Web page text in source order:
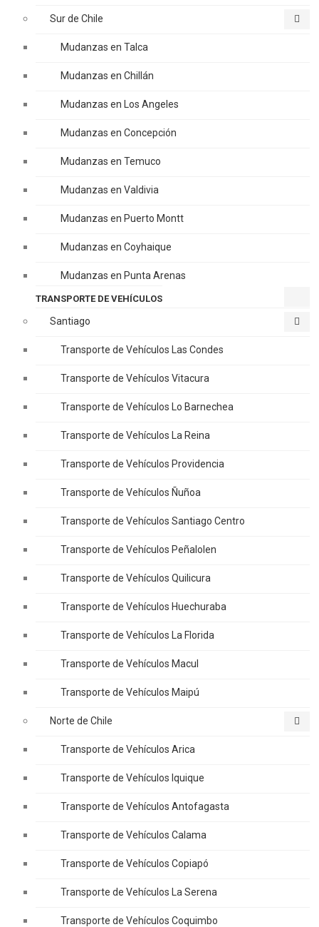
Sur de Chile
Mudanzas en Talca
Mudanzas en Chillán
Mudanzas en Los Angeles
Mudanzas en Concepción
Mudanzas en Temuco
Mudanzas en Valdivia
Mudanzas en Puerto Montt
Mudanzas en Coyhaique
Mudanzas en Punta Arenas
TRANSPORTE DE VEHÍCULOS
Santiago
Transporte de Vehículos Las Condes
Transporte de Vehículos Vitacura
Transporte de Vehículos Lo Barnechea
Transporte de Vehículos La Reina
Transporte de Vehículos Providencia
Transporte de Vehículos Ñuñoa
Transporte de Vehículos Santiago Centro
Transporte de Vehículos Peñalolen
Transporte de Vehículos Quilicura
Transporte de Vehículos Huechuraba
Transporte de Vehículos La Florida
Transporte de Vehículos Macul
Transporte de Vehículos Maipú
Norte de Chile
Transporte de Vehículos Arica
Transporte de Vehículos Iquique
Transporte de Vehículos Antofagasta
Transporte de Vehículos Calama
Transporte de Vehículos Copiapó
Transporte de Vehículos La Serena
Transporte de Vehículos Coquimbo